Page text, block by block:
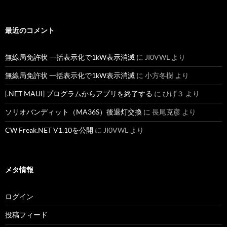
最近のコメント
無線局免許状 一括表示化で1kW表示消滅 に JI0VWL より
無線局免許状 一括表示化で1kW表示消滅 に 小方冬樹 より
[.NET MAUI] プログラムからアプリを終了する に ひげ３ より
ソリオバンディット（MA36S）後退灯交換 に 長尾克彦 より
CW Freak.NET V1.10を公開 に JI0VWL より
メタ情報
ログイン
投稿フィード